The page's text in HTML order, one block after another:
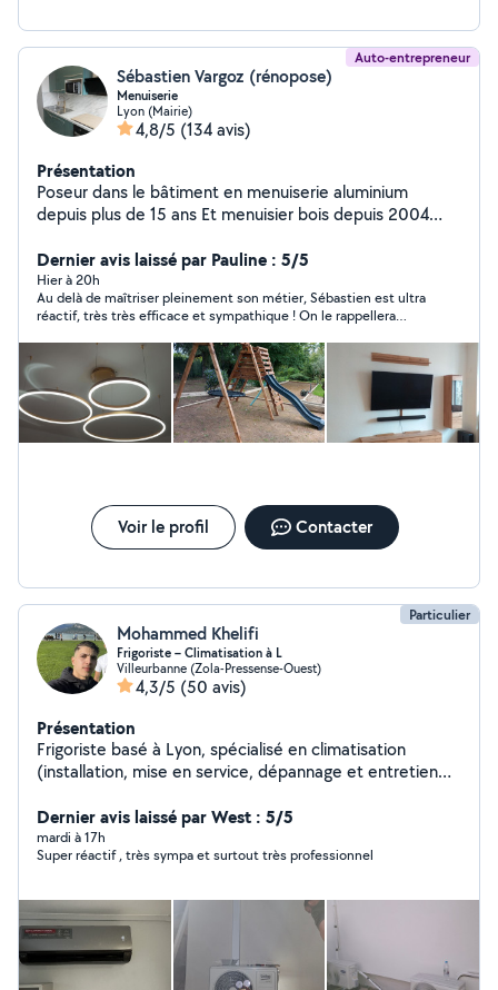
Auto-entrepreneur
Sébastien Vargoz (rénopose)
Menuiserie
Lyon (Mairie)
4,8/5 (134 avis)
Présentation
Poseur dans le bâtiment en menuiserie aluminium
depuis plus de 15 ans Et menuisier bois depuis 2004
cuisine.
Dernier avis laissé par Pauline : 5/5
Hier à 20h
Au delà de maîtriser pleinement son métier, Sébastien est ultra
réactif, très très efficace et sympathique ! On le rappellera
Voir le profil Contacter
Particulier
Mohammed Khelifi
Frigoriste – Climatisation à L
Villeurbanne (Zola-Pressense-Ouest)
4,3/5 (50 avis)
Présentation
Frigoriste basé à Lyon, spécialisé en climatisation
(installation, mise en service, dépannage et entretien
rapidement en période de forte chaleur _Camion
disponible pour transport et livraison de meubles et
matériel. Montage et démontage de mobilier (cuisines,
intérieure Avec des petits travaux _ Intervention rapide
_Travail propre et soigné _Prix raisonnables Disponible
rapidement. N'hésitez pas à me contacter.
Dernier avis laissé par West : 5/5
mardi à 17h
Super réactif , très sympa et surtout très professionnel